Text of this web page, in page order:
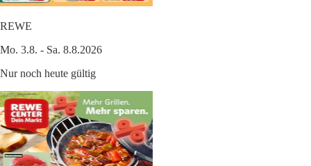
REWE
Mo. 3.8. - Sa. 8.8.2026
Nur noch heute gültig